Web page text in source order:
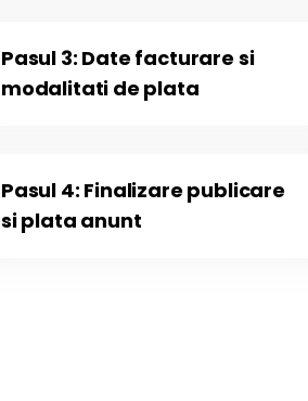
Pasul 3: Date facturare si
modalitati de plata
Pasul 4: Finalizare publicare
si plata anunt